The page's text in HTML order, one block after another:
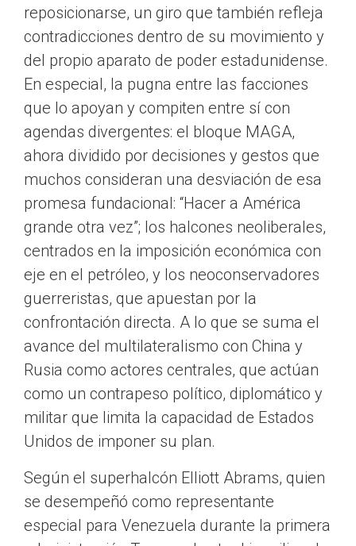
reposicionarse, un giro que también refleja
contradicciones dentro de su movimiento y
del propio aparato de poder estadunidense.
En especial, la pugna entre las facciones
que lo apoyan y compiten entre sí con
agendas divergentes: el bloque MAGA,
ahora dividido por decisiones y gestos que
muchos consideran una desviación de esa
promesa fundacional: “Hacer a América
grande otra vez”; los halcones neoliberales,
centrados en la imposición económica con
eje en el petróleo, y los neoconservadores
guerreristas, que apuestan por la
confrontación directa. A lo que se suma el
avance del multilateralismo con China y
Rusia como actores centrales, que actúan
como un contrapeso político, diplomático y
militar que limita la capacidad de Estados
Unidos de imponer su plan.
Según el superhalcón Elliott Abrams, quien
se desempeñó como representante
especial para Venezuela durante la primera